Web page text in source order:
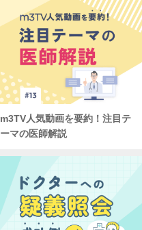
m3TV人気動画を要約！注目テ
ーマの医師解説